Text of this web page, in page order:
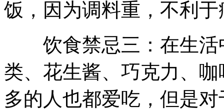
饭，因为调料重，不利于
饮食禁忌三：在生活
类、花生酱、巧克力、
多的人也都爱吃，但是